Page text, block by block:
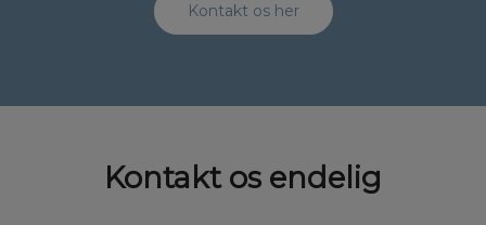
Kontakt os her
Kontakt os endelig